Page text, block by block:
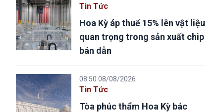
Tin Tức
Hoa Kỳ áp thuế 15% lên vật liệu
quan trọng trong sản xuất chip
bán dẫn
08:50 08/08/2026
Tin Tức
Tòa phúc thẩm Hoa Kỳ bác